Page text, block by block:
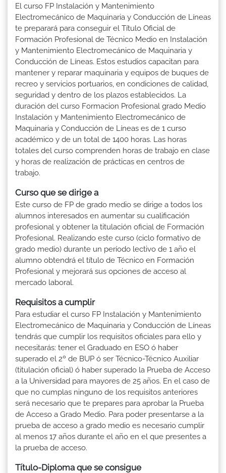
El curso FP Instalación y Mantenimiento
Electromecánico de Maquinaria y Conducción de Líneas
te preparará para conseguir el Título Oficial de
Formación Profesional de Técnico Medio en Instalación
y Mantenimiento Electromecánico de Maquinaria y
Conducción de Líneas. Estos estudios capacitan para
mantener y reparar maquinaria y equipos de buques de
recreo y servicios portuarios, en condiciones de calidad,
seguridad y dentro de los plazos establecidos. La
duración del curso Formacion Profesional grado Medio
Instalación y Mantenimiento Electromecánico de
Maquinaria y Conducción de Líneas es de 1 curso
académico y de un total de 1400 horas. Las horas
totales del curso comprenden horas de trabajo en clase
y horas de realización de prácticas en centros de
trabajo.
Curso que se dirige a
Este curso de FP de grado medio se dirige a todos los
alumnos interesados en aumentar su cualificación
profesional y obtener la titulación oficial de Formación
Profesional. Realizando este curso (ciclo formativo de
grado medio) durante un período lectivo de 1 año el
alumno obtendrá el título de Técnico en Formación
Profesional y mejorará sus opciones de acceso al
mercado laboral.
Requisitos a cumplir
Para estudiar el curso FP Instalación y Mantenimiento
Electromecánico de Maquinaria y Conducción de Líneas
tendrás que cumplir los requisitos oficiales para ello y
necesitarás: tener el Graduado en ESO ó haber
superado el 2º de BUP ó ser Técnico-Técnico Auxiliar
(titulación oficial) ó haber superado la Prueba de Acceso
a la Universidad para mayores de 25 años. En el caso de
que no cumplas ninguno de los requisitos anteriores
será necesario que te prepares para aprobar la Prueba
de Acceso a Grado Medio. Para poder presentarse a la
prueba de acceso a grado medio es necesario cumplir
al menos 17 años durante el año en el que presentes a
la prueba de acceso.
Título-Diploma que se consigue